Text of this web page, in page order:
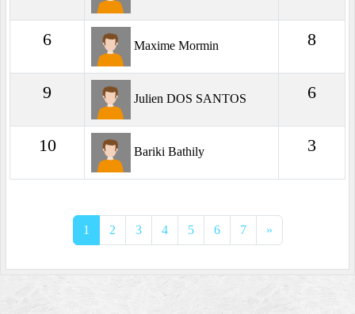
6 Maxime Mormin 8
9 Julien DOS SANTOS 6
10 Bariki Bathily 3
1 2 3 4 5 6 7 »